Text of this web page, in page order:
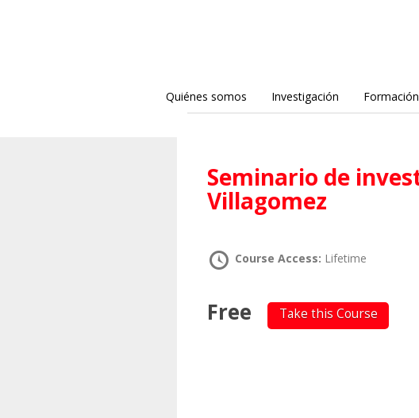
Quiénes somos Investigación Formación
Seminario de investigación – Mauro
Villagomez
Course Access: Lifetime
Free Take this Course